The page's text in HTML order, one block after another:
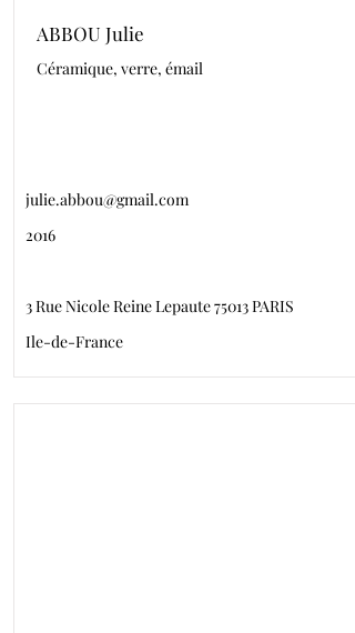
ABBOU Julie
Céramique, verre, émail
julie.abbou@gmail.com
2016
3 Rue Nicole Reine Lepaute 75013 PARIS
Ile-de-France